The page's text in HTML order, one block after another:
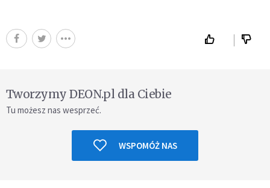
Tworzymy DEON.pl dla Ciebie
Tu możesz nas wesprzeć.
WSPOMÓŻ NAS